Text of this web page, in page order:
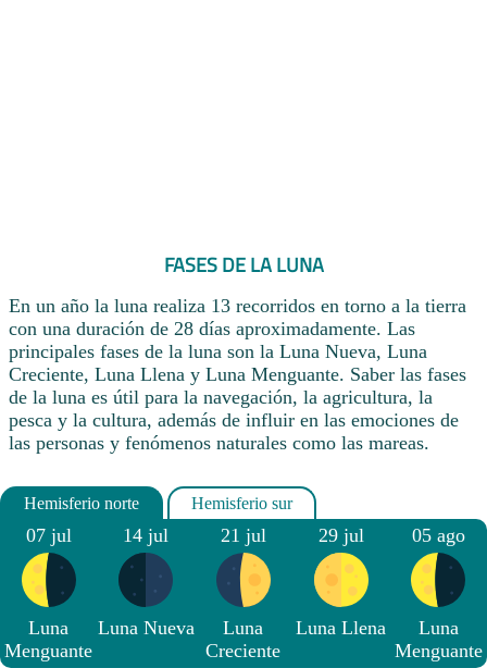
FASES DE LA LUNA
En un año la luna realiza 13 recorridos en torno a la tierra
con una duración de 28 días aproximadamente. Las
principales fases de la luna son la Luna Nueva, Luna
Creciente, Luna Llena y Luna Menguante. Saber las fases
de la luna es útil para la navegación, la agricultura, la
pesca y la cultura, además de influir en las emociones de
las personas y fenómenos naturales como las mareas.
07 jul
Luna
Menguante
14 jul
Luna Nueva
21 jul
Luna
Creciente
29 jul
Luna Llena
05 ago
Luna
Menguante